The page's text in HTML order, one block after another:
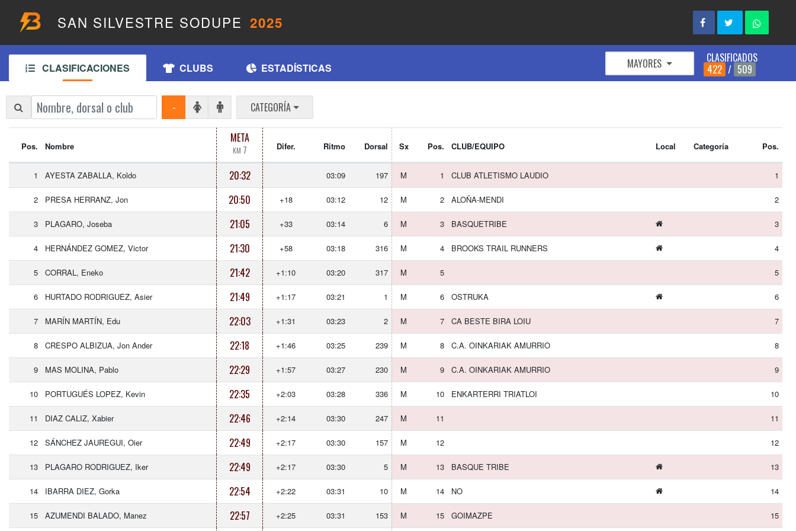
SAN SILVESTRE SODUPE 2025
CLASIFICACIONES CLUBS ESTADÍSTICAS MAYORES
CLASIFICADOS
422 / 509
- CATEGORÍA
Pos. Nombre
META
KM 7 Difer. Ritmo Dorsal Sx Pos. CLUB/EQUIPO Local Categoría Pos.
1 AYESTA ZABALLA, Koldo 20:32 03:09 197 M 1 CLUB ATLETISMO LAUDIO 1
2 PRESA HERRANZ, Jon 20:50 +18 03:12 12 M 2 ALOÑA-MENDI 2
3 PLAGARO, Joseba 21:05 +33 03:14 6 M 3 BASQUETRIBE 3
4 HERNÁNDEZ GOMEZ, Victor 21:30 +58 03:18 316 M 4 BROOKS TRAIL RUNNERS 4
5 CORRAL, Eneko 21:42 +1:10 03:20 317 M 5 5
6 HURTADO RODRIGUEZ, Asier 21:49 +1:17 03:21 1 M 6 OSTRUKA 6
7 MARÍN MARTÍN, Edu 22:03 +1:31 03:23 2 M 7 CA BESTE BIRA LOIU 7
8 CRESPO ALBIZUA, Jon Ander 22:18 +1:46 03:25 239 M 8 C.A. OINKARIAK AMURRIO 8
9 MAS MOLINA, Pablo 22:29 +1:57 03:27 230 M 9 C.A. OINKARIAK AMURRIO 9
10 PORTUGUÉS LOPEZ, Kevin 22:35 +2:03 03:28 336 M 10 ENKARTERRI TRIATLOI 10
11 DIAZ CALIZ, Xabier 22:46 +2:14 03:30 247 M 11 11
12 SÁNCHEZ JAUREGUI, Oier 22:49 +2:17 03:30 157 M 12 12
13 PLAGARO RODRIGUEZ, Iker 22:49 +2:17 03:30 5 M 13 BASQUE TRIBE 13
14 IBARRA DIEZ, Gorka 22:54 +2:22 03:31 10 M 14 NO 14
15 AZUMENDI BALADO, Manez 22:57 +2:25 03:31 153 M 15 GOIMAZPE 15